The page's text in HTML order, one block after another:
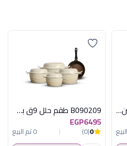
طقم توابل 4 قطع بورسلين من أكسفورد موديل YH3232-2
B090209 طقم حلل 9ق بطوط اوف وايت اكسفورد
EGP6495
0
(0)
0 تم البيع